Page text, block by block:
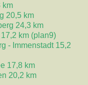
km
20,5 km
24,3 km
km (plan9)
- Immenstadt 15,2
17,8 km
20,2 km